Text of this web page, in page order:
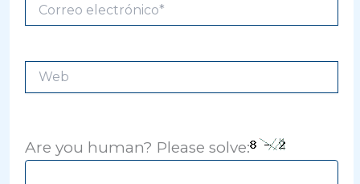
electrónico*
Are you human? Please solve: